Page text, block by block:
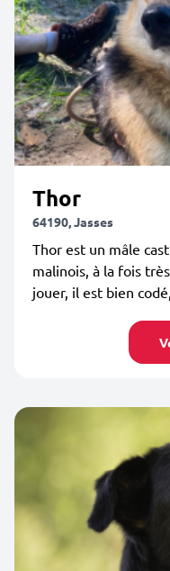
Thor
64190, Jasses
Thor est un mâle
malinois, à la fois
jouer, il est bien